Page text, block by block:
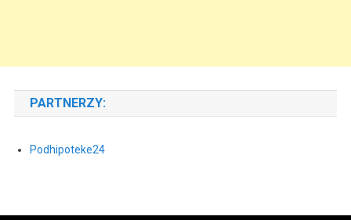
PARTNERZY:
Podhipoteke24